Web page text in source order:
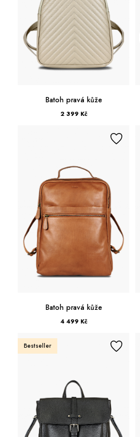
Batoh pravá kůže
2 399 Kč
Batoh pravá kůže
4 499 Kč
Bestseller